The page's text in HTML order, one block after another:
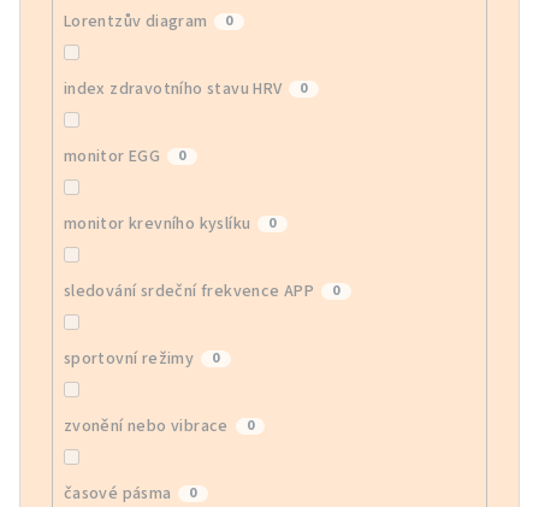
Lorentzův diagram 0
index zdravotního stavu HRV 0
monitor EGG 0
monitor krevního kyslíku 0
sledování srdeční frekvence APP 0
sportovní režimy 0
zvonění nebo vibrace 0
časové pásma 0